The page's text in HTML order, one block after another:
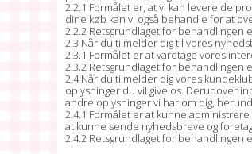
2.2.1 Formålet er, at vi kan levere de
dine køb kan vi også behandle for at
2.2.2 Retsgrundlaget for behandlingen
2.3 Når du tilmelder dig til vores
2.3.1 Formålet er at varetage vores
2.3.2 Retsgrundlaget for behandlingen
2.4 Når du tilmelder dig vores
oplysninger du vil give os. Derudover
andre oplysninger vi har om dig,
2.4.1 Formålet er at kunne
at kunne sende nyhedsbreve og
2.4.2 Retsgrundlaget for behandlingen